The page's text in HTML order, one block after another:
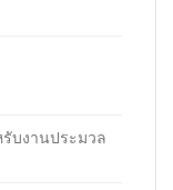
รับงานประมวล